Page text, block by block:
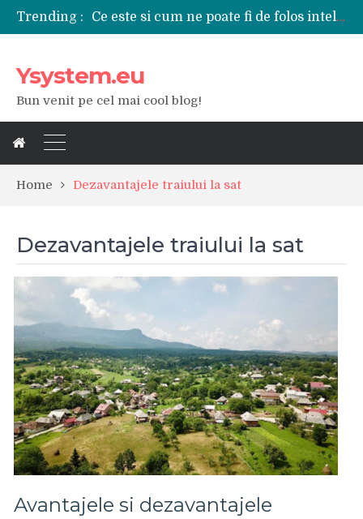
Trending :
Tipuri de polizoare de care este nevoie intr-un atelier
Utilizarea diferitelor jucarii sexuale in viata de cuplu
Modul in care a evoluat tehnologia in ultimul secol
iPhone 16Pro Max sau Samsung Galaxy S24 Ultra?
Ysystem.eu
Bun venit pe cel mai cool blog!
Home Dezavantajele traiului la sat
Dezavantajele traiului la sat
Avantajele si dezavantajele